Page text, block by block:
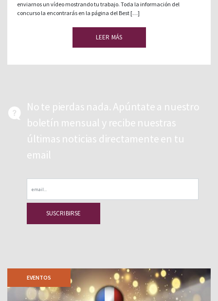
enviarnos un vídeo mostrando tu trabajo. Toda la información del
concurso la encontrarás en la página del Best […]
LEER MÁS
No te pierdas nada. Apúntate a nuestro
boletín mensual y recibe nuestras
últimas noticias directamente en tu
email
EVENTOS